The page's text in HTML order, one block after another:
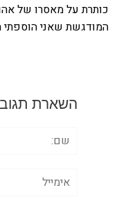
כותרת על מאסרו של
המודגשת שאני הוספתי
השארת